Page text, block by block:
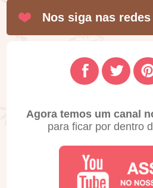
Nos siga nas
Agora temos um canal
para ficar por dentro